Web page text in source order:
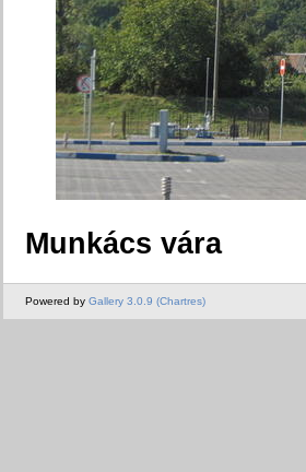
Munkács vára
Powered by Gallery 3.0.9 (Chartres)